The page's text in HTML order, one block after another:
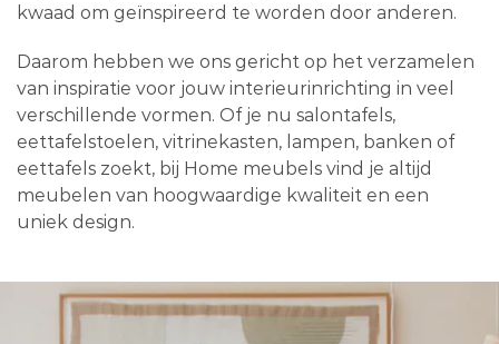
kwaad om geïnspireerd te worden door anderen.
Daarom hebben we ons gericht op het verzamelen
van inspiratie voor jouw interieurinrichting in veel
verschillende vormen. Of je nu salontafels,
eettafelstoelen, vitrinekasten, lampen, banken of
eettafels zoekt, bij Home meubels vind je altijd
meubelen van hoogwaardige kwaliteit en een
uniek design.